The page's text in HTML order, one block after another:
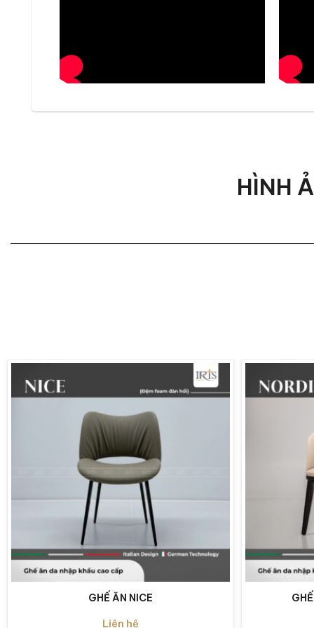
Ghế ăn DUDET có kích thước
cao mặt ngồi đạt 46 cm, đây là tỷ lệ lý tưởng cho
Ghế ăn DUDET được bọc từ
HÌNH
GHẾ ĂN NICE
Liên hệ